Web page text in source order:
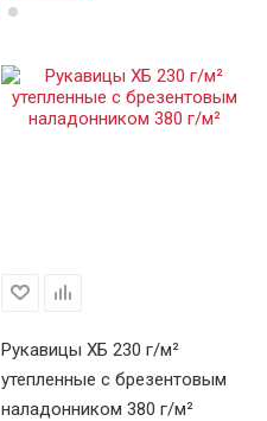
Рукавицы ХБ 230 г/м²
утепленные с брезентовым
наладонником 380 г/м²